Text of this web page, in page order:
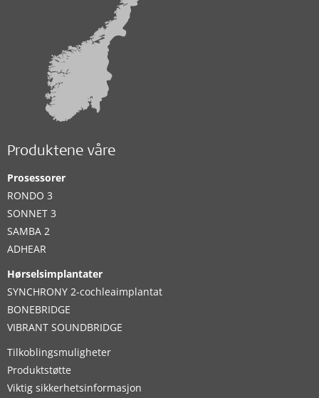
Produktene våre
Prosessorer
RONDO 3
SONNET 3
SAMBA 2
ADHEAR
Hørselsimplantater
SYNCHRONY 2-cochleaimplantat
BONEBRIDGE
VIBRANT SOUNDBRIDGE
Tilkoblingsmuligheter
Produktstøtte
Viktig sikkerhetsinformasjon